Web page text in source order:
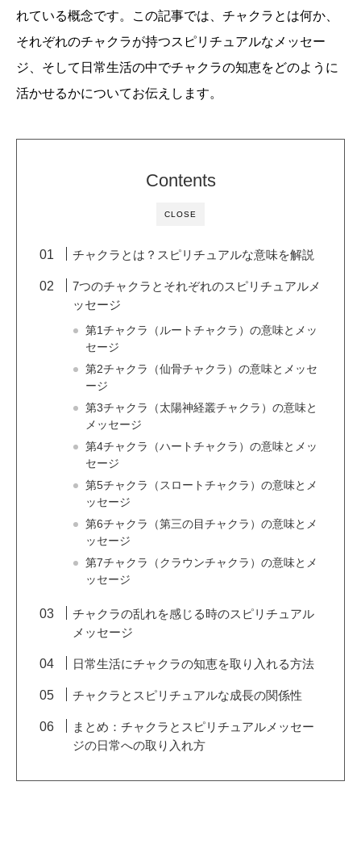
れている概念です。この記事では、チャクラとは何か、
それぞれのチャクラが持つスピリチュアルなメッセー
ジ、そして日常生活の中でチャクラの知恵をどのように
活かせるかについてお伝えします。
CLOSE
Contents
チャクラとは？スピリチュアルな意味を解説
7つのチャクラとそれぞれのスピリチュアルメ
ッセージ
第1チャクラ（ルートチャクラ）の意味とメッ
セージ
第2チャクラ（仙骨チャクラ）の意味とメッセ
ージ
第3チャクラ（太陽神経叢チャクラ）の意味と
メッセージ
第4チャクラ（ハートチャクラ）の意味とメッ
セージ
第5チャクラ（スロートチャクラ）の意味とメ
ッセージ
第6チャクラ（第三の目チャクラ）の意味とメ
ッセージ
第7チャクラ（クラウンチャクラ）の意味とメ
ッセージ
チャクラの乱れを感じる時のスピリチュアル
メッセージ
日常生活にチャクラの知恵を取り入れる方法
チャクラとスピリチュアルな成長の関係性
まとめ：チャクラとスピリチュアルメッセー
ジの日常への取り入れ方